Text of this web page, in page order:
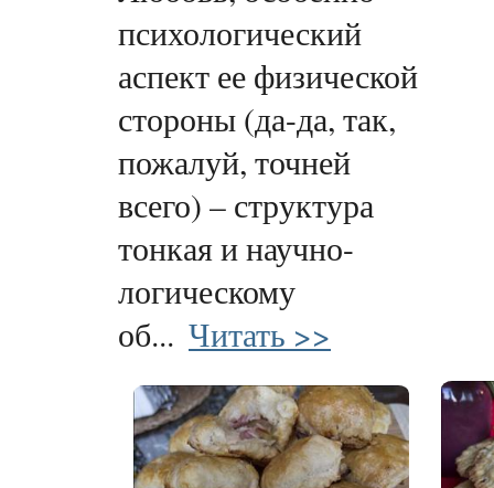
психологический
аспект ее физической
стороны (да-да, так,
пожалуй, точней
всего) – структура
тонкая и научно-
логическому
об... Читать >>